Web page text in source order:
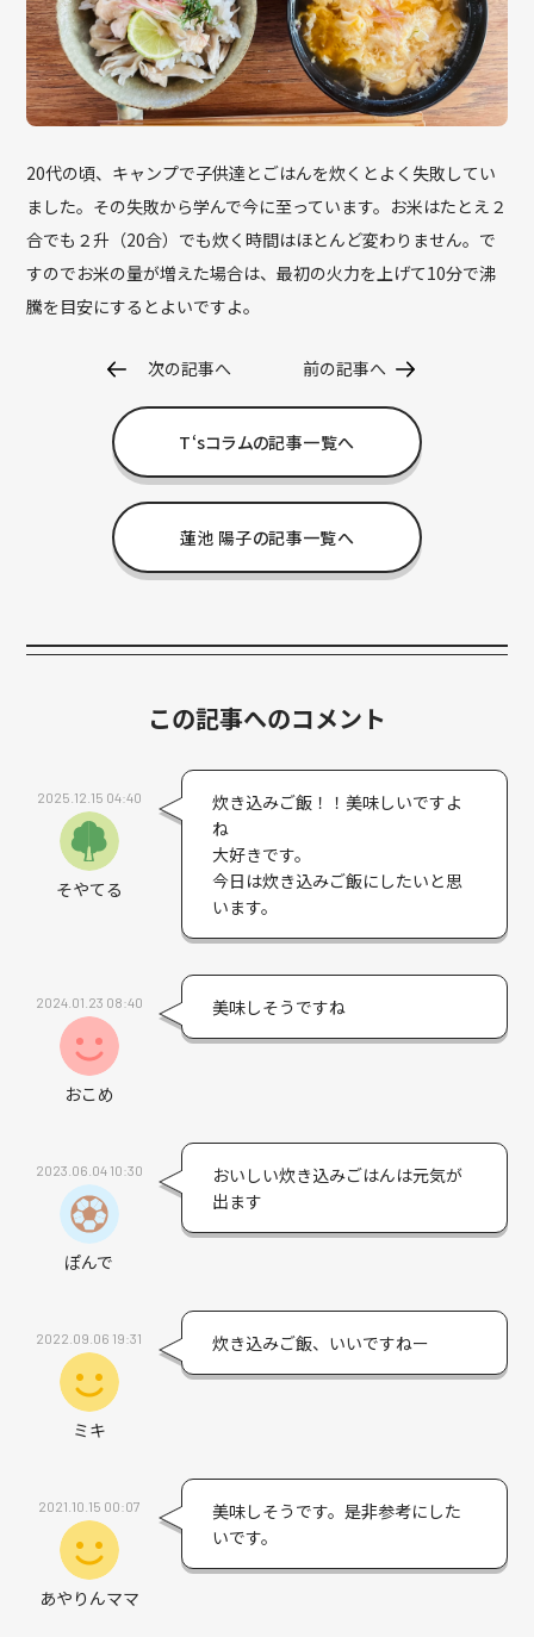
20代の頃、キャンプで子供達とごはんを炊くとよく失敗してい
ました。その失敗から学んで今に至っています。お米はたとえ２
合でも２升（20合）でも炊く時間はほとんど変わりません。で
すのでお米の量が増えた場合は、最初の火力を上げて10分で沸
騰を目安にするとよいですよ。
次の記事へ 前の記事へ
T‘sコラムの記事一覧へ
蓮池 陽子の記事一覧へ
この記事へのコメント
2025.12.15 04:40
そやてる
炊き込みご飯！！美味しいですよ
ね
大好きです。
今日は炊き込みご飯にしたいと思
います。
2024.01.23 08:40
おこめ
美味しそうですね
2023.06.04 10:30
ぽんで
おいしい炊き込みごはんは元気が
出ます
2022.09.06 19:31
ミキ
炊き込みご飯、いいですねー
2021.10.15 00:07
あやりんママ
美味しそうです。是非参考にした
いです。